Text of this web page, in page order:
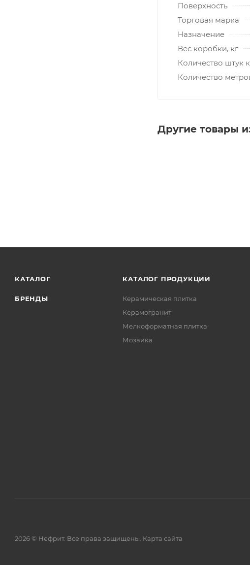
Поверхность
Торговая марка
Назначение
Вес коробки, кг
Количество штук
Количество
Другие товары
КАТАЛОГ
БРЕНДЫ
КАТАЛОГ ПРОДУКЦИИ
Керамическая плитка
Керамогранит
Мелкоформатная плитка
Мозаика
2026 © Нефрит. Все права защищены. Карта сайта